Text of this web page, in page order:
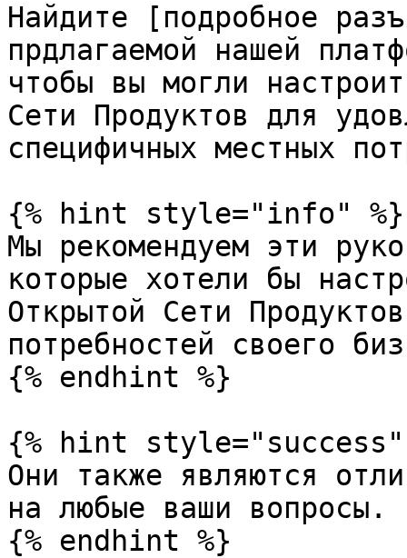
Найдите [подробное
прдлагаемой нашей
чтобы вы могли
Сети Продуктов для
специфичных местных
{% hint style="info" %}
Мы рекомендуем эти
которые хотели бы
Открытой Сети
потребностей своего
{% endhint %}
{% hint style="success"
Они также являются
на любые ваши вопросы.
{% endhint %}